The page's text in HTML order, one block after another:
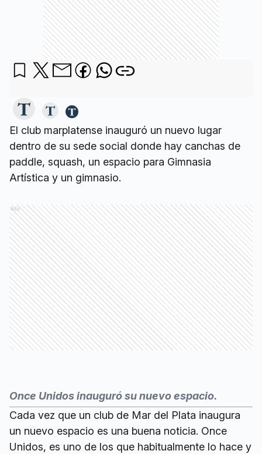
El club marplatense inauguró un nuevo lugar
dentro de su sede social donde hay canchas de
paddle, squash, un espacio para Gimnasia
Artística y un gimnasio.
Ads
Once Unidos inauguró su nuevo espacio.
Cada vez que un club de Mar del Plata inaugura
un nuevo espacio es una buena noticia. Once
Unidos, es uno de los que habitualmente lo hace y